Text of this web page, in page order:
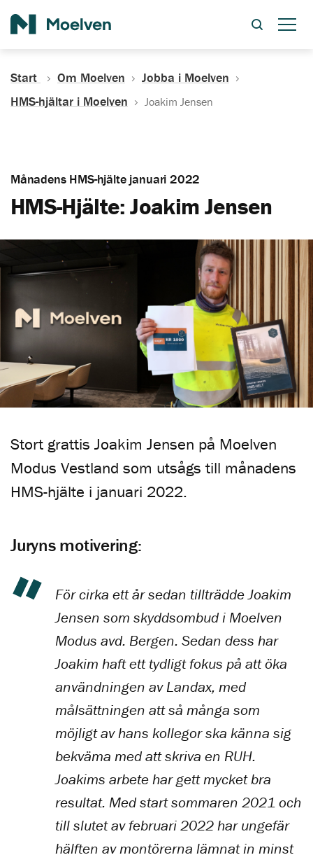
Start Om Moelven
Jobba i Moelven
HMS-hjältar i Moelven
Joakim Jensen
Månadens HMS-hjälte januari 2022
HMS-Hjälte: Joakim Jensen
Stort grattis Joakim Jensen på Moelven
Modus Vestland som utsågs till månadens
HMS-hjälte i januari 2022.
Juryns motivering:
För cirka ett år sedan tillträdde Joakim
Jensen som skyddsombud i Moelven
Modus avd. Bergen. Sedan dess har
Joakim haft ett tydligt fokus på att öka
användningen av Landax, med
målsättningen att så många som
möjligt av hans kollegor ska känna sig
bekväma med att skriva en RUH.
Joakims arbete har gett mycket bra
resultat. Med start sommaren 2021 och
till slutet av februari 2022 har ungefär
hälften av montörerna lämnat in minst